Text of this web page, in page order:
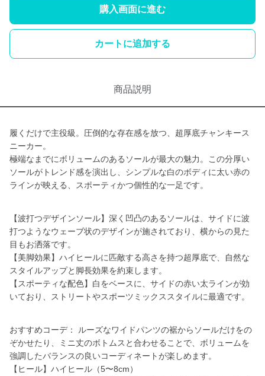
購入画面に進む
カートに追加する
商品説明
履くだけで主役級。圧倒的な存在感を放つ、超厚底チャンキース
ニーカー。
極端なまでにボリュームのあるソールが最大の魅力。この分厚い
ソールがトレンド感を演出し、シンプルな白のボディに太い赤の
ラインが映える、スポーティかつ個性的な一足です。
【波打つデザインソール】深く凹凸のあるソールは、サイドに波
打つようなウェーブ状のデザインが施されており、横からの見た
目もお洒落です。
【美脚効果】ハイヒールに匹敵する高さを持つ超厚底で、自然な
スタイルアップと脚長効果を約束します。
【スポーティな配色】白をベースに、サイドの赤い太ラインが効
いており、ストリートやスポーツミックススタイルに最適です。
おすすめコーデ： ルーズなワイドパンツの裾からソールだけをの
ぞかせたり、ミニ丈のボトムスと合わせることで、ボリュームを
強調したバランスの良いコーディネートが楽しめます。
【ヒール】ハイヒール（5〜8cm）